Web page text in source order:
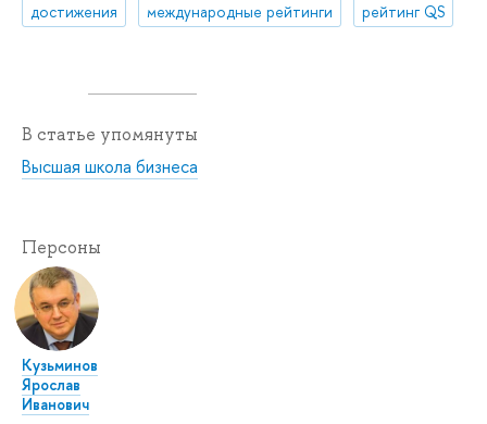
достижения международные рейтинги рейтинг QS
В статье упомянуты
Высшая школа бизнеса
Персоны
Кузьминов
Ярослав
Иванович